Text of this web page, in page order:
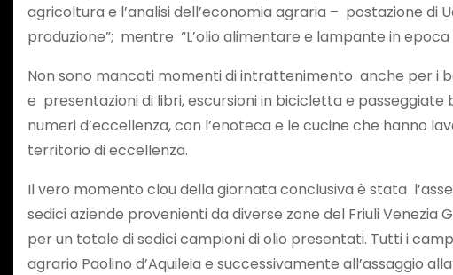
agricoltura e l’analisi dell’economia agraria – postazione di
produzione”; mentre “L’olio alimentare e lampante in
Non sono mancati momenti di intrattenimento anche per i
e presentazioni di libri, escursioni in bicicletta e
numeri d’eccellenza, con l’enoteca e le cucine che hanno
territorio di eccellenza.
Il vero momento clou della giornata conclusiva è stata
sedici aziende provenienti da diverse zone del Friuli Venezia
per un totale di sedici campioni di olio presentati. Tutti i
agrario Paolino d’Aquileia e successivamente all’assaggio